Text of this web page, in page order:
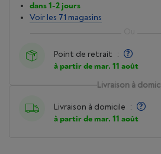
Livraison à
Livraison à domicile :
à partir de mar. 11 août
dans 1-2 jours
Voir les 71 magasins
Point de retrait :
à partir de mar. 11 août